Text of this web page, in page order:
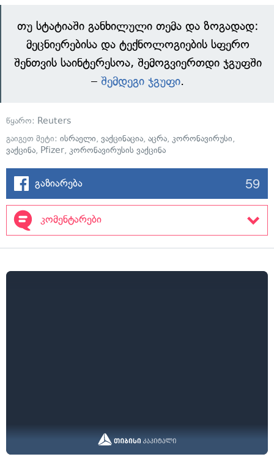
თუ სტატიაში განხილული თემა და ზოგადად:
მეცნიერებისა და ტექნოლოგიების სფერო
შენთვის საინტერესოა, შემოგვიერთდი ჯგუფში
– შემდეგი ჯგუფი.
წყარო: Reuters
გაიგეთ მეტი: ისრაელი, ვაქცინაცია, აცრა, კორონავირუსი,
ვაქცინა, Pfizer, კორონავირუსის ვაქცინა
გაზიარება 59
კომენტარები